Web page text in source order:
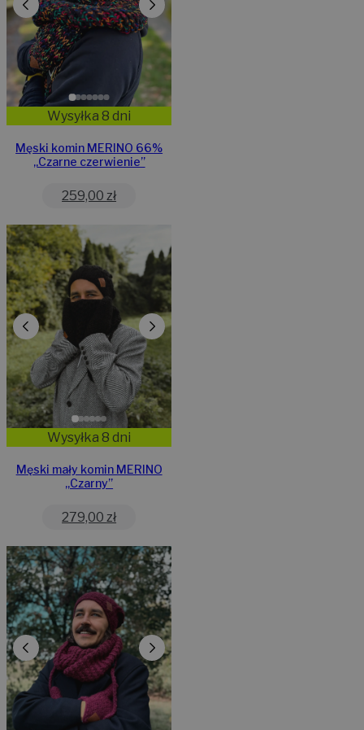
Wysyłka 8 dni
Męski komin MERINO 66%
„Czarne czerwienie”
259,00 zł
Wysyłka 8 dni
Męski mały komin MERINO
„Czarny”
279,00 zł